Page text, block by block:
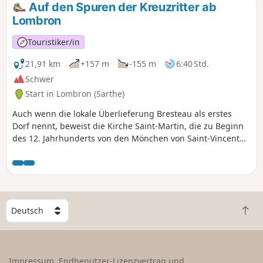
Auf den Spuren der Kreuzritter ab
Lombron
Touristiker/in
21,91 km
+157 m -155 m
6:40 Std.
Schwer
Start in Lombron (Sarthe)
Auch wenn die lokale Überlieferung Bresteau als erstes
Dorf nennt, beweist die Kirche Saint-Martin, die zu Beginn
des 12. Jahrhunderts von den Mönchen von Saint-Vincent
Dorfes Lombron. Diese sehr schöne Kirche, die tagsüber
geöffnet ist, ist sowohl wegen der Qualität ihrer Architektur
Jahrhundert auf ihrem alten Fundament umgebautes
Kirchenschiff und Kapellen) als auch wegen ihrer
Ausstattung (Statuen aus dem 16. Jahrhundert, darunter
W
ä
h
Z
u